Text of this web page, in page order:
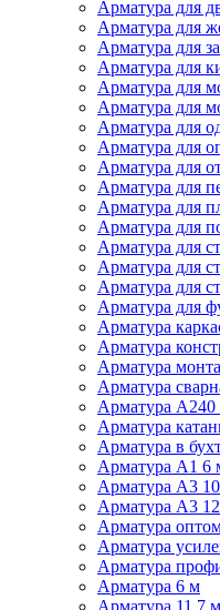
Арматура для
Арматура для
Арматура для
Арматура для
Арматура для
Арматура для
Арматура для
Арматура для
Арматура для
Арматура для
Арматура для
Арматура для
Арматура для
Арматура для
Арматура для
Арматура для
Арматура
Арматура
Арматура
Арматура
Арматура
Арматура
Арматура в
Арматура А1 6
Арматура А3
Арматура А3
Арматура
Арматура
Арматура
Арматура 6 м
Арматура 11.7 м